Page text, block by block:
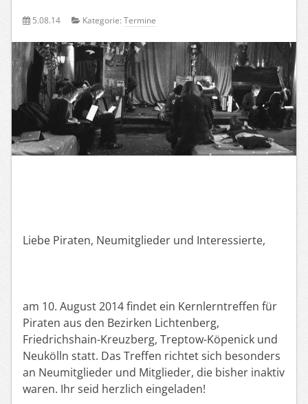
5.08.14 Kategorie: Termine
Liebe Piraten, Neumitglieder und Interessierte,
am 10. August 2014 findet ein Kernlerntreffen für
Piraten aus den Bezirken Lichtenberg,
Friedrichshain-Kreuzberg, Treptow-Köpenick und
Neukölln statt. Das Treffen richtet sich besonders
an Neumitglieder und Mitglieder, die bisher inaktiv
waren. Ihr seid herzlich eingeladen!